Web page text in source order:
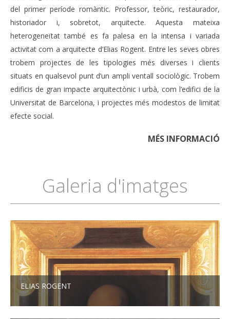
del primer període romàntic. Professor, teòric, restaurador,
historiador i, sobretot, arquitecte. Aquesta mateixa
heterogeneïtat també es fa palesa en la intensa i variada
activitat com a arquitecte d’Elias Rogent. Entre les seves obres
trobem projectes de les tipologies més diverses i clients
situats en qualsevol punt d’un ampli ventall sociològic. Trobem
edificis de gran impacte arquitectònic i urbà, com l’edifici de la
Universitat de Barcelona, i projectes més modestos de limitat
efecte social.
MÉS INFORMACIÓ
Galeria d'imatges
ELIAS ROGENT